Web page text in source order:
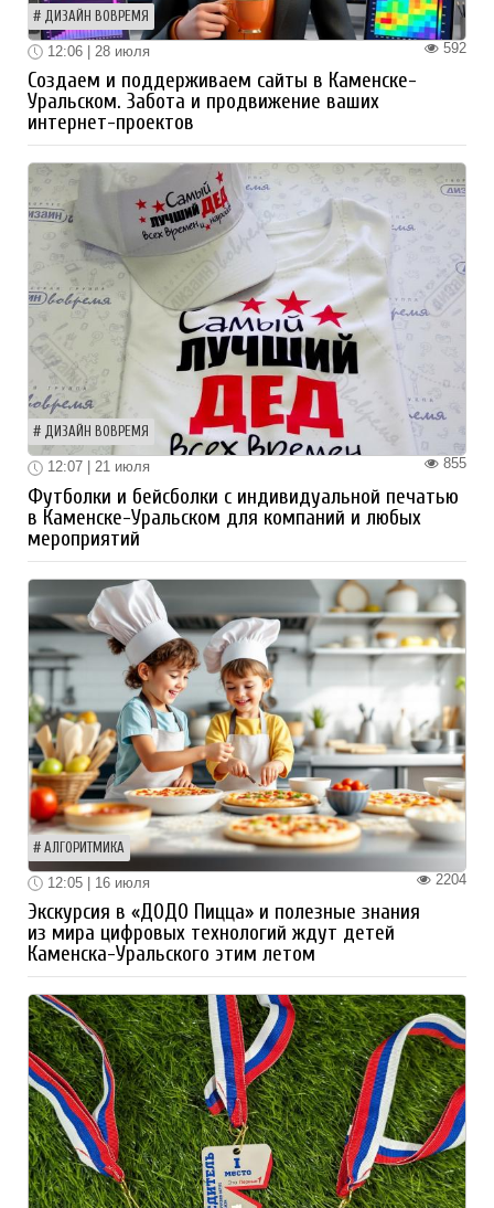
ДИЗАЙН ВОВРЕМЯ
592
12:06 | 28 июля
Создаем и поддерживаем сайты в Каменске-
Уральском. Забота и продвижение ваших
интернет-проектов
ДИЗАЙН ВОВРЕМЯ
855
12:07 | 21 июля
Футболки и бейсболки с индивидуальной печатью
в Каменске-Уральском для компаний и любых
мероприятий
АЛГОРИТМИКА
2204
12:05 | 16 июля
Экскурсия в «ДОДО Пицца» и полезные знания
из мира цифровых технологий ждут детей
Каменска-Уральского этим летом